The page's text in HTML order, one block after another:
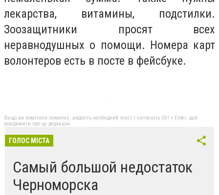
лекарства, витамины, подстилки.
Зоозащитники просят всех
неравнодушных о помощи. Номера карт
волонтеров есть в посте в фейсбуке.
Якщо ви помітили помилку, виділіть необхідний текст і натисніть Ctrl + Enter, щоб
повідомити про це редакцію
ГОЛОС МІСТА
Самый большой недостаток
Черноморска